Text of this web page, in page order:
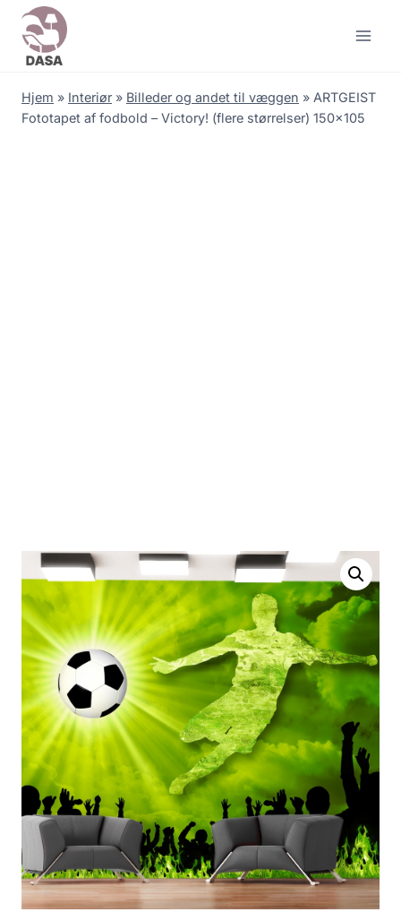
Skip
content
Hjem » Interiør » Billeder og andet til væggen » ARTGEIST
Fototapet af fodbold – Victory! (flere størrelser) 150×105